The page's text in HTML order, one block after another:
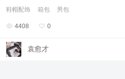
鞋帽配饰 箱包 男包
 4408  0
袁愈才